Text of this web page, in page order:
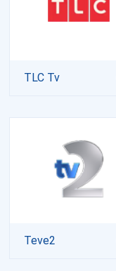
TLC Tv
Teve2